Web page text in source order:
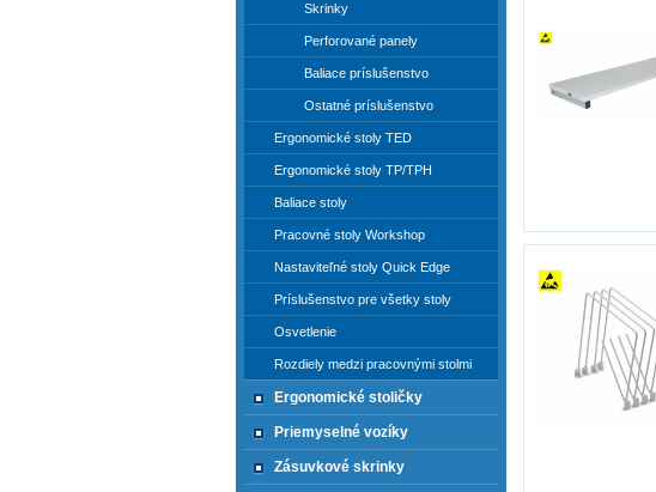
Skrinky
Perforované panely
Baliace príslušenstvo
Ostatné príslušenstvo
Ergonomické stoly TED
Ergonomické stoly TP/TPH
Baliace stoly
Pracovné stoly Workshop
Nastaviteľné stoly Quick Edge
Príslušenstvo pre všetky stoly
Osvetlenie
Rozdiely medzi pracovnými stolmi
Ergonomické stoličky
Priemyselné vozíky
Zásuvkové skrinky